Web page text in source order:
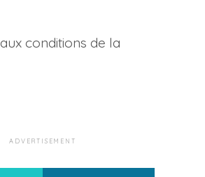
conditions de la
ADVERTISEMENT